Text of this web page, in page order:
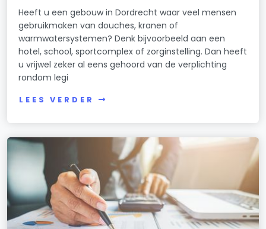
Heeft u een gebouw in Dordrecht waar veel mensen
gebruikmaken van douches, kranen of
warmwatersystemen? Denk bijvoorbeeld aan een
hotel, school, sportcomplex of zorginstelling. Dan heeft
u vrijwel zeker al eens gehoord van de verplichting
rondom legi
LEES VERDER